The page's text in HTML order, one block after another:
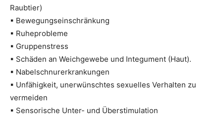
Raubtier)
▪ Bewegungseinschränkung
▪ Ruheprobleme
▪ Gruppenstress
▪ Schäden an Weichgewebe und Integument (Haut).
▪ Nabelschnurerkrankungen
▪ Unfähigkeit, unerwünschtes sexuelles Verhalten zu
vermeiden
▪ Sensorische Unter- und Überstimulation